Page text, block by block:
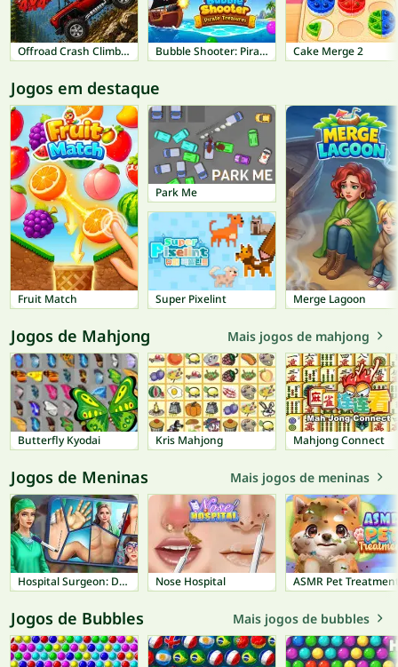
Offroad Crash Climber 4X4 Bubble Shooter: Pirate Treasures Cake Merge 2
Jogos em destaque
Fruit Match
Park Me
Super Pixelint Merge Lagoon
Jogos de Mahjong Mais jogos de mahjong
Butterfly Kyodai Kris Mahjong Mahjong Connect
Jogos de Meninas Mais jogos de meninas
Hospital Surgeon: Doctor Game Nose Hospital ASMR Pet
Jogos de Bubbles Mais jogos de bubbles